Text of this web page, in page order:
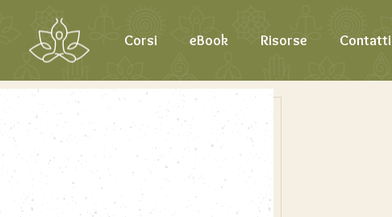
Corsi eBook Risorse Contatti